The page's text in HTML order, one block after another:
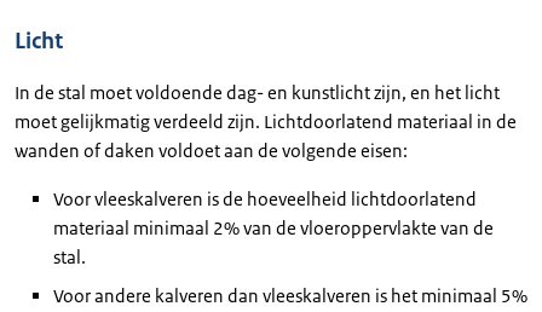
Licht
In de stal moet voldoende dag- en kunstlicht zijn, en het licht
moet gelijkmatig verdeeld zijn. Lichtdoorlatend materiaal in de
wanden of daken voldoet aan de volgende eisen:
Voor vleeskalveren is de hoeveelheid lichtdoorlatend
materiaal minimaal 2% van de vloeroppervlakte van de
stal.
Voor andere kalveren dan vleeskalveren is het minimaal 5%